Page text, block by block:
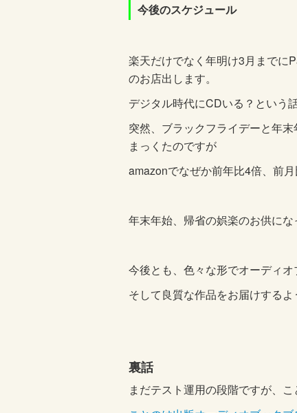
今後のスケジュール
楽天だけでなく年明け3月までに
のお店出します。
デジタル時代にCDいる？という
突然、ブラックフライデーと年
まっくたのですが
amazonでなぜか前年比4倍、前
年末年始、帰省の娯楽のお供に
今後とも、色々な形でオーディ
そして良質な作品をお届けするよ
裏話
まだテスト運用の段階ですが、